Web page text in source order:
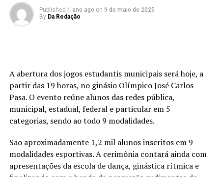
Published 1 ano ago on 9 de maio de 2025
By Da Redação
A abertura dos jogos estudantis municipais será hoje, a
partir das 19 horas, no ginásio Olímpico José Carlos
Pasa. O evento reúne alunos das redes pública,
municipal, estadual, federal e particular em 5
categorias, sendo ao todo 9 modalidades.
São aproximadamente 1,2 mil alunos inscritos em 9
modalidades esportivas. A cerimônia contará ainda com
apresentações da escola de dança, ginástica rítmica e